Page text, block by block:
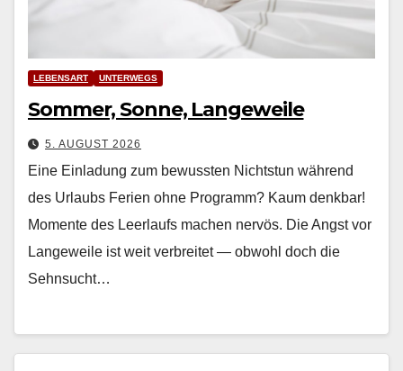
LEBENSART UNTERWEGS
Sommer, Sonne, Langeweile
5. AUGUST 2026
Eine Einladung zum bewussten Nichtstun während
des Urlaubs Ferien ohne Pro­gramm? Kaum denkbar!
Momente des Leer­laufs machen nervös. Die Angst vor
Langeweile ist weit ver­bre­it­et — obwohl doch die
Sehn­sucht…